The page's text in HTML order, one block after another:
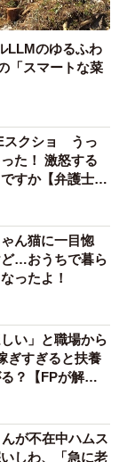
LLMのゆるふわ
「スマートな菜
スクショ うっ
た！ 激怒する
すか【弁護士が
ん猫に一目惚
…おうちで暮ら
ったよ！
い」と職場から
ぎすぎると扶養
？【FPが解
が不在中ハムス
しわ、「急に老